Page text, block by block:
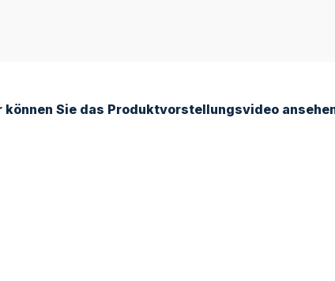
können Sie das Produktvorstellungsvideo